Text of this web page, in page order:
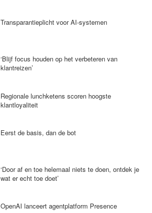
Transparantieplicht voor AI-systemen
‘Blijf focus houden op het verbeteren van
klantreizen’
Regionale lunchketens scoren hoogste
klantloyaliteit
Eerst de basis, dan de bot
‘Door af en toe helemaal niets te doen, ontdek je
wat er echt toe doet’
OpenAI lanceert agentplatform Presence